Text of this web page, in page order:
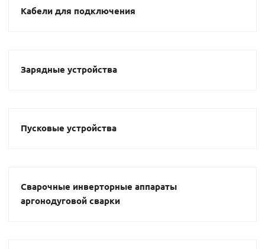
Кабели для подключения
Зарядные устройства
Пусковые устройства
Сварочные инверторные аппараты
аргонодуговой сварки